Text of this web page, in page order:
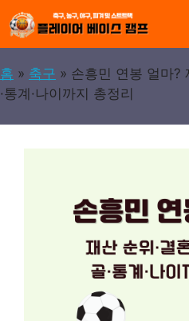
텐
츠
로
건
뛰
홈 » 축구 » 손흥민 연봉 얼마?
·통계·나이까지 총정리